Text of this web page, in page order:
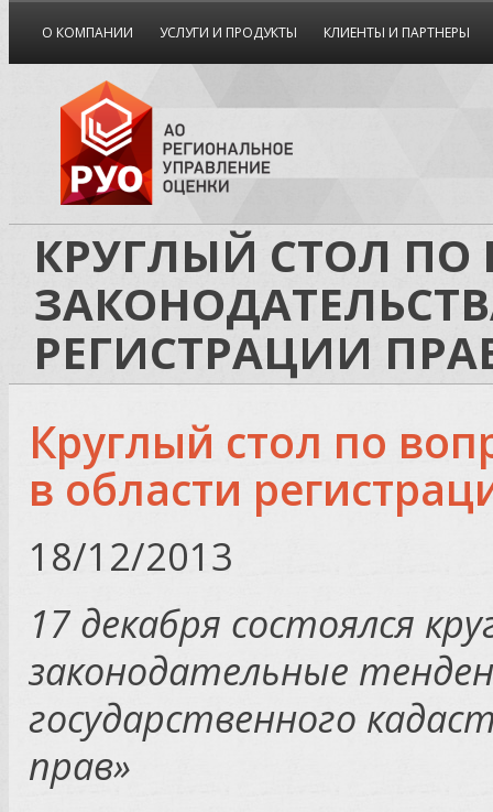
О КОМПАНИИ УСЛУГИ И ПРОДУКТЫ КЛИЕНТЫ И ПАРТНЕРЫ
КРУГЛЫЙ СТОЛ
РЕГИСТРАЦИИ
Круглый стол по
в области
18/12/2013
17 декабря состоялся
законодательные
государственного
прав»